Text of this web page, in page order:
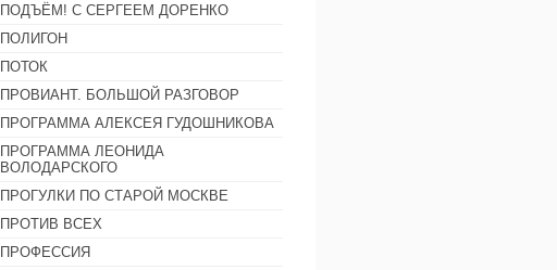
ПОДЪЁМ! С СЕРГЕЕМ ДОРЕНКО
ПОЛИГОН
ПОТОК
ПРОВИАНТ. БОЛЬШОЙ РАЗГОВОР
ПРОГРАММА АЛЕКСЕЯ ГУДОШНИКОВА
ПРОГРАММА ЛЕОНИДА
ВОЛОДАРСКОГО
ПРОГУЛКИ ПО СТАРОЙ МОСКВЕ
ПРОТИВ ВСЕХ
ПРОФЕССИЯ